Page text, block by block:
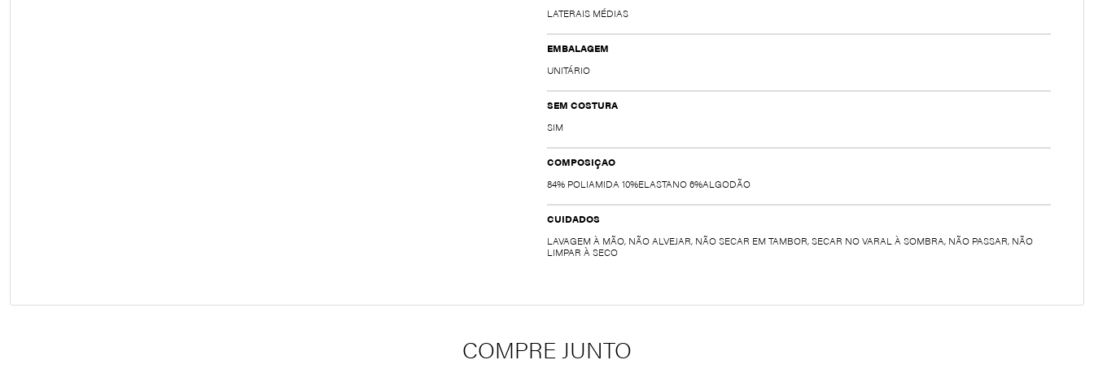
LATERAIS MÉDIAS
EMBALAGEM
UNITÁRIO
SEM COSTURA
SIM
COMPOSIÇAO
84% POLIAMIDA 10%ELASTANO 6%ALGODÃO
CUIDADOS
LAVAGEM À MÃO, NÃO ALVEJAR, NÃO SECAR EM TAMBOR, SECAR NO VARAL À SOMBRA, NÃO PASSAR, NÃO
LIMPAR À SECO
COMPRE JUNTO